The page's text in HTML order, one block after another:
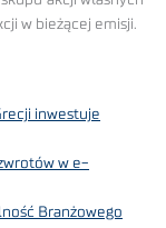
w bieżącej emisji.
inwestuje
w e-
Branżowego